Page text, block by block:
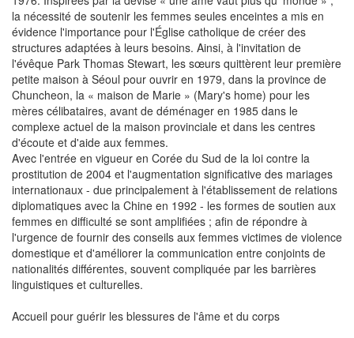
la nécessité de soutenir les femmes seules enceintes a mis en
évidence l'importance pour l'Église catholique de créer des
structures adaptées à leurs besoins. Ainsi, à l'invitation de
l'évêque Park Thomas Stewart, les sœurs quittèrent leur première
petite maison à Séoul pour ouvrir en 1979, dans la province de
Chuncheon, la « maison de Marie » (Mary's home) pour les
mères célibataires, avant de déménager en 1985 dans le
complexe actuel de la maison provinciale et dans les centres
d'écoute et d'aide aux femmes.
Avec l'entrée en vigueur en Corée du Sud de la loi contre la
prostitution de 2004 et l'augmentation significative des mariages
internationaux - due principalement à l'établissement de relations
diplomatiques avec la Chine en 1992 - les formes de soutien aux
femmes en difficulté se sont amplifiées ; afin de répondre à
l'urgence de fournir des conseils aux femmes victimes de violence
domestique et d'améliorer la communication entre conjoints de
nationalités différentes, souvent compliquée par les barrières
linguistiques et culturelles.
Accueil pour guérir les blessures de l'âme et du corps